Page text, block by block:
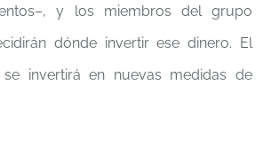
y los miembros del grupo
dónde invertir ese dinero. El
se invertirá en nuevas medidas de